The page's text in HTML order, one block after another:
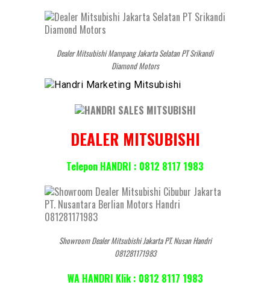
Dealer Mitsubishi Mampang Jakarta Selatan PT Srikandi
Diamond Motors
DEALER MITSUBISHI
Telepon HANDRI : 0812 8117 1983
Showroom Dealer Mitsubishi Jakarta PT. Nusan Handri
081281171983
WA HANDRI Klik : 0812 8117 1983